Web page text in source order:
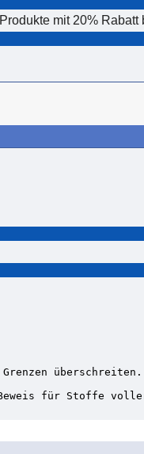
mit 20% Rabatt
für